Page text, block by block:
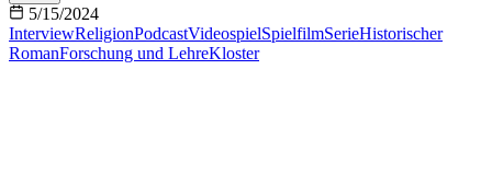
5/15/2024
InterviewReligionPodcastVideospielSpielfilmSerieHistorischer
RomanForschung und LehreKloster